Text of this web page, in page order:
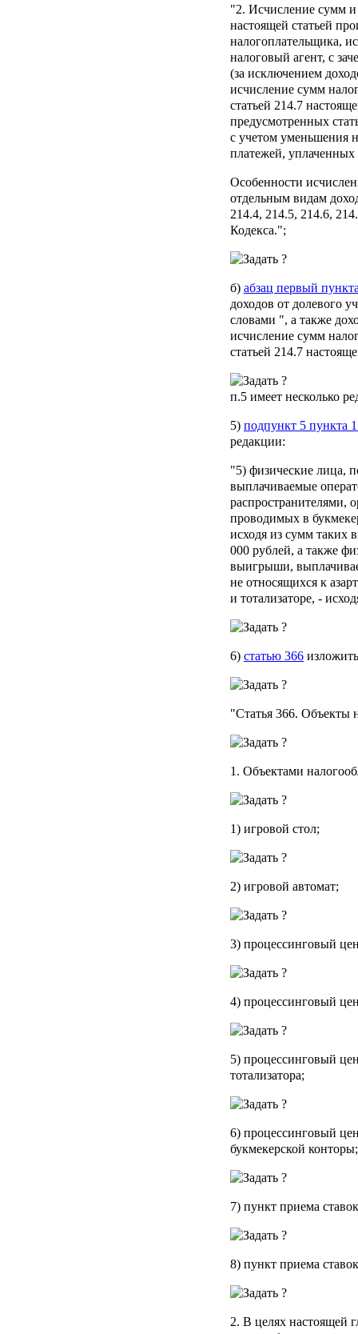
"2. Исчисление сумм и
настоящей статьей
налогоплательщика,
налоговый агент, с
(за исключением
исчисление сумм
статьей 214.7
предусмотренных
с учетом уменьшения
платежей,
Особенности
отдельным видам
214.4, 214.5, 214.6,
Кодекса.";
б) абзац первый
доходов от долевого
словами ", а также
исчисление сумм
статьей 214.7
п.5 имеет несколько
5) подпункт 5 пункта
редакции:
"5) физические лица,
выплачиваемые
распространителями,
проводимых в
исходя из сумм
000 рублей, а также
выигрыши,
не относящихся к
и тотализаторе, -
6) статью 366
"Статья 366. Объекты
1. Объектами
1) игровой стол;
2) игровой автомат;
3) процессинговый
4) процессинговый
5) процессинговый
тотализатора;
6) процессинговый
букмекерской конторы;
7) пункт приема
8) пункт приема
2. В целях настоящей